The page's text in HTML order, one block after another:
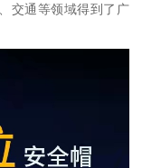
交通等领域得到了广